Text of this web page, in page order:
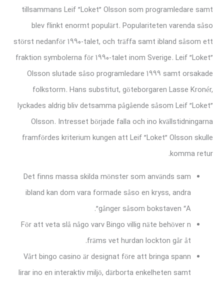
tillsammans Leif ”Loket” Olsson som programledare samt
blev flinkt enormt populärt. Populariteten varenda såso
störst nedanför 1990-talet, och träffa samt ibland såsom ett
fraktion symbolerna för 1990-talet inom Sverige. Leif ”Loket”
Olsson slutade såso programledare 1999 samt orsakade
folkstorm. Hans substitut, göteborgaren Lasse Kronér,
lyckades aldrig bliv detsamma pågående såsom Leif ”Loket”
Olsson. Intresset började falla och ino kvällstidningarna
framfördes kriterium kungen att Leif ”Loket” Olsson skulle
komma retur.
Det finns massa skilda mönster som används sam
ibland kan dom vara formade såso en kryss, andra
gånger såsom bokstaven “A”.
För att veta slå någo varv Bingo villig näte behöver n
främs vet hurdan lockton går åt.
Vårt bingo casino är designat före att bringa spann
lirar ino en interaktiv miljö, därborta enkelheten samt